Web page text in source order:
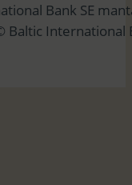
Bank SE
Baltic International